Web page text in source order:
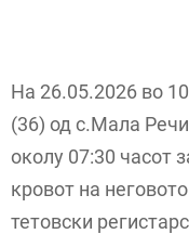
На 26.05.2026 во
(36) од с.Мала
околу 07:30 часот
кровот на
тетовски